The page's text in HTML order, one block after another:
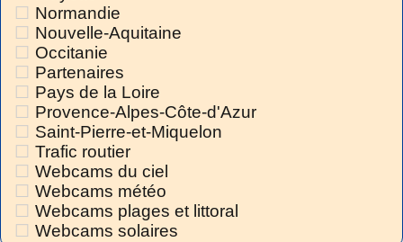
Normandie
Nouvelle-Aquitaine
Occitanie
Partenaires
Pays de la Loire
Provence-Alpes-Côte-d'Azur
Saint-Pierre-et-Miquelon
Trafic routier
Webcams du ciel
Webcams météo
Webcams plages et littoral
Webcams solaires